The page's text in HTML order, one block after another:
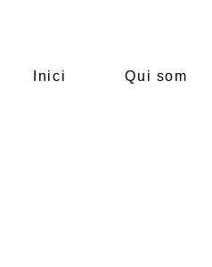
Inici Qui som